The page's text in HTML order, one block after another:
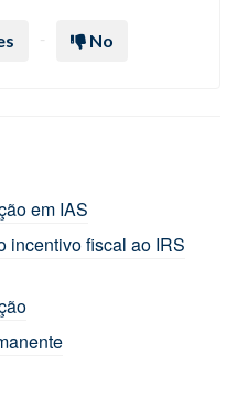
No
em IAS
incentivo fiscal ao IRS